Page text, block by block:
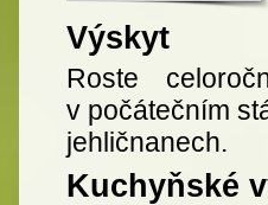
Výskyt
Roste
v počátečním
jehličnanech.
Kuchyňské